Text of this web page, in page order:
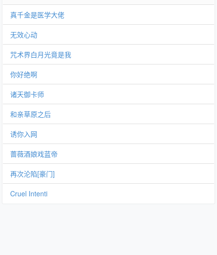
真千金是医学大佬
无效心动
咒术界白月光竟是我
你好绝啊
诸天御卡师
和亲草原之后
诱你入网
蔷薇酒娘戏蓝帝
再次沦陷[豪门]
Cruel Intenti